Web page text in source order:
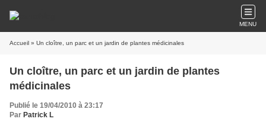
MENU
Accueil » Un cloître, un parc et un jardin de plantes médicinales
Un cloître, un parc et un jardin de plantes
médicinales
Publié le 19/04/2010 à 23:17
Par Patrick L